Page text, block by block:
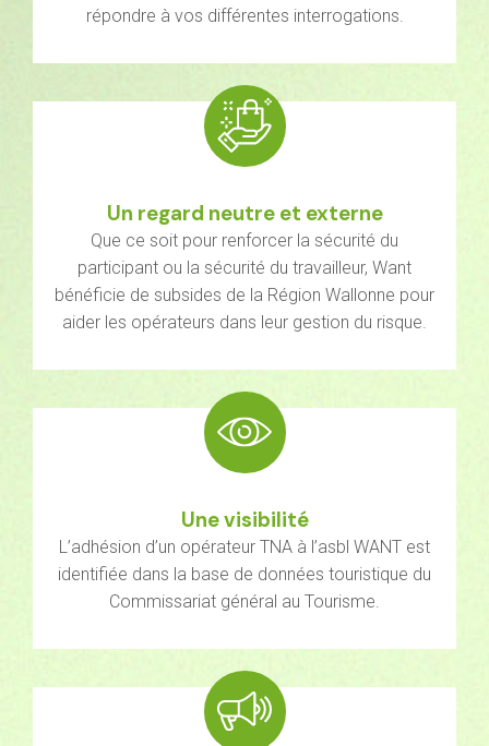
répondre à vos différentes interrogations.
Un regard neutre et externe
Que ce soit pour renforcer la sécurité du
participant ou la sécurité du travailleur, Want
bénéficie de subsides de la Région Wallonne pour
aider les opérateurs dans leur gestion du risque.
Une visibilité
L’adhésion d’un opérateur TNA à l’asbl WANT est
identifiée dans la base de données touristique du
Commissariat général au Tourisme.